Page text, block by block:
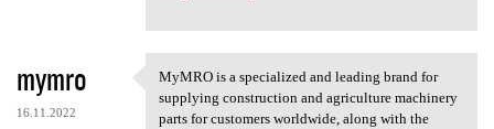
mymro
16.11.2022
MyMRO is a specialized and
MyMRO is a specialized and leading brand for
supplying construction and agriculture machinery
parts for customers worldwide, along with the